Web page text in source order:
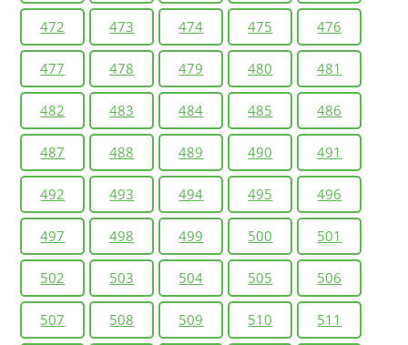
472 473 474 475 476
477 478 479 480 481
482 483 484 485 486
487 488 489 490 491
492 493 494 495 496
497 498 499 500 501
502 503 504 505 506
507 508 509 510 511